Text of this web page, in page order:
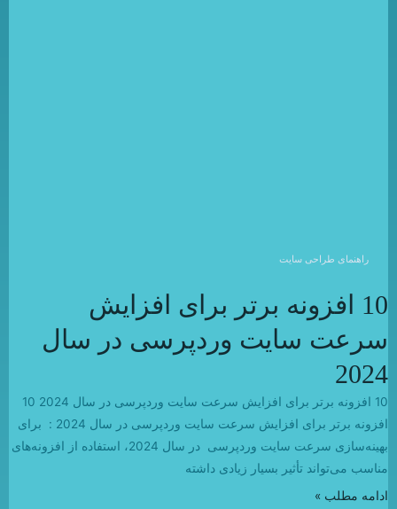
راهنمای طراحی سایت
10 افزونه برتر برای افزایش
سرعت سایت وردپرسی در سال
2024
10 افزونه برتر برای افزایش سرعت سایت وردپرسی در سال 2024 10
افزونه برتر برای افزایش سرعت سایت وردپرسی در سال 2024 : برای
بهینه‌سازی سرعت سایت وردپرسی در سال 2024، استفاده از افزونه‌های
مناسب می‌تواند تأثیر بسیار زیادی داشته
ادامه مطلب »